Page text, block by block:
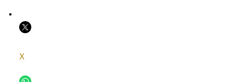
COPIER LE LIEN
X